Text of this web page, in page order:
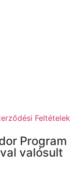
Feltételek
Program
valósult